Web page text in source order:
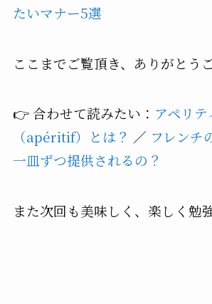
たいマナー5選
ここまでご覧頂き、ありがとう
👉 合わせて読みたい： アペリテ
（apéritif）とは？ ／ フレンチ
一皿ずつ提供されるの？
また次回も美味しく、楽しく勉